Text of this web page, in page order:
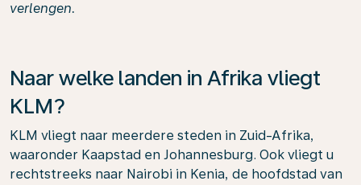
verlengen.
Naar welke landen in Afrika vliegt
KLM?
KLM vliegt naar meerdere steden in Zuid-Afrika,
waaronder Kaapstad en Johannesburg. Ook vliegt u
rechtstreeks naar Nairobi in Kenia, de hoofdstad van